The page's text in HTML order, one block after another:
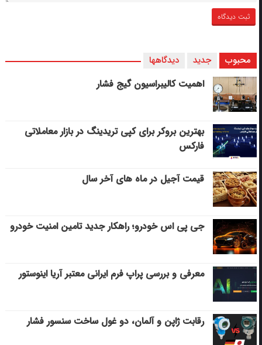
محبوب جدید دیدگاهها
اهمیت کالیبراسیون گیج فشار
بهترین بروکر برای کپی‌ تریدینگ در بازار معاملاتی
فارکس
قیمت آجیل در ماه های آخر سال
جی پی اس خودرو؛ راهکار جدید تامین امنیت خودرو
معرفی و بررسی پراپ فرم ایرانی معتبر آریا اینوستور
رقابت ژاپن و آلمان، دو غول ساخت سنسور فشار